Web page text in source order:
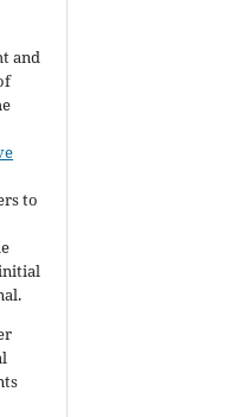
and
to